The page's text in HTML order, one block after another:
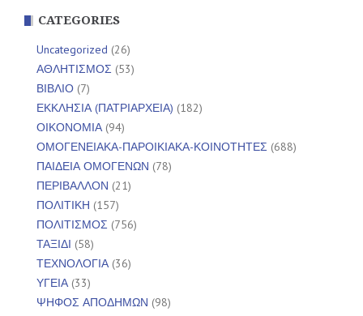
CATEGORIES
Uncategorized (26)
ΑΘΛΗΤΙΣΜΟΣ (53)
ΒΙΒΛΙΟ (7)
ΕΚΚΛΗΣΙΑ (ΠΑΤΡΙΑΡΧΕΙΑ) (182)
ΟΙΚΟΝΟΜΙΑ(94)
ΟΜΟΓΕΝΕΙΑΚΑ-ΠΑΡΟΙΚΙΑΚΑ-ΚΟΙΝΟΤΗΤΕΣ (688)
ΠΑΙΔΕΙΑ ΟΜΟΓΕΝΩΝ (78)
ΠΕΡΙΒΑΛΛΟΝ (21)
ΠΟΛΙΤΙΚΗ (157)
ΠΟΛΙΤΙΣΜΟΣ (756)
ΤΑΞΙΔΙ (58)
ΤΕΧΝΟΛΟΓΙΑ(36)
ΥΓΕΙΑ(33)
ΨΗΦΟΣ ΑΠΟΔΗΜΩΝ (98)